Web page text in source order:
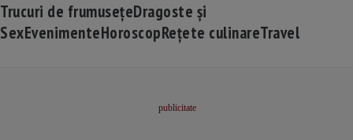
Trucuri de frumusețeDragoste și
SexEvenimenteHoroscopRețete culinareTravel